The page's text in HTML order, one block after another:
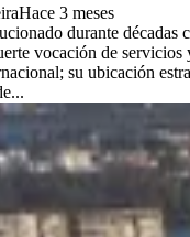
Hace 3 meses
durante décadas
vocación de servicios
su ubicación